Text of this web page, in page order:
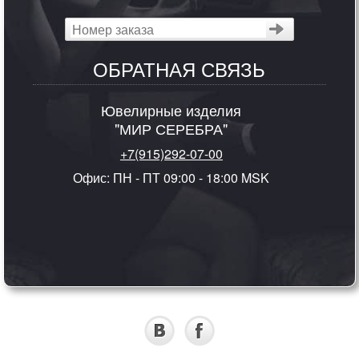
ОБРАТНАЯ СВЯЗЬ
Ювелирные изделия
"МИР СЕРЕБРА"
+7(915)292-07-00
Офис: ПН - ПТ 09:00 - 18:00 MSK